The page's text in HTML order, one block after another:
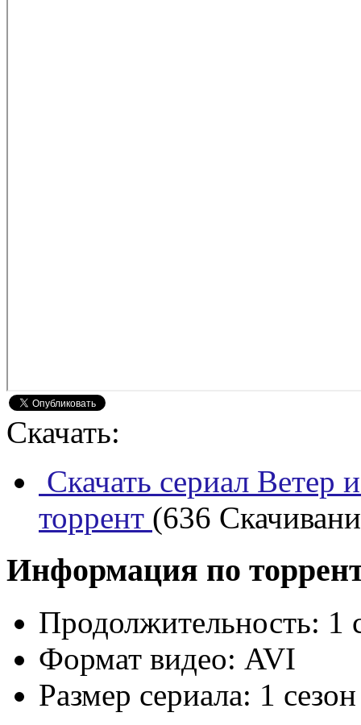
Скачать:
Скачать сериал Ветер
торрент (636
Информация по
Продолжительность: 1
Формат видео: AVI
Размер сериала: 1